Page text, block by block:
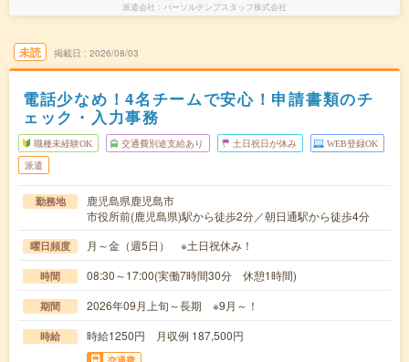
派遣会社 パーソルテンプスタッフ株式会社
未読 掲載日 2026/08/03
電話少なめ！4名チームで安心！申請書類のチ
ェック・入力事務
職種未経験OK 交通費別途支給あり 土日祝日が休み WEB登録OK
派遣
勤務地
鹿児島県鹿児島市
市役所前(鹿児島県)駅から徒歩2分／朝日通駅から徒歩4分
曜日頻度 月～金（週5日） ※土日祝休み！
時間 08:30～17:00(実働7時間30分 休憩1時間)
期間 2026年09月上旬～長期 ※9月～！
時給 時給1250円 月収例 187,500円